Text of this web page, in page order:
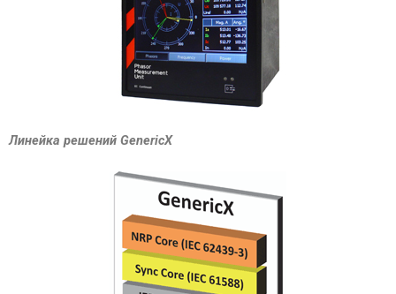
Линейка решений GenericX